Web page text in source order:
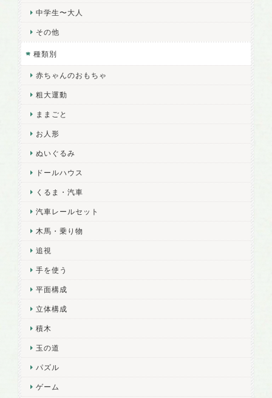
中学生〜大人
その他
種類別
赤ちゃんのおもちゃ
粗大運動
ままごと
お人形
ぬいぐるみ
ドールハウス
くるま・汽車
汽車レールセット
木馬・乗り物
追視
手を使う
平面構成
立体構成
積木
玉の道
パズル
ゲーム